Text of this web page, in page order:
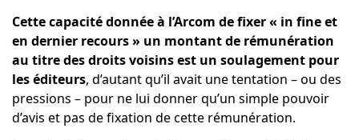
Cette capacité donnée à l’Arcom de fixer « in fine et
en dernier recours » un montant de rémunération
au titre des droits voisins est un soulagement pour
les éditeurs, d’autant qu’il avait une tentation – ou des
pressions – pour ne lui donner qu’un simple pouvoir
d’avis et pas de fixation de cette rémunération.